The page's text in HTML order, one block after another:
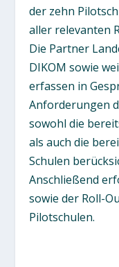
der zehn
aller relevanten
Die Partner
DIKOM sowie
erfassen in
Anforderungen
sowohl die
als auch die
Schulen
Anschließend
sowie der Roll-
Pilotschulen.